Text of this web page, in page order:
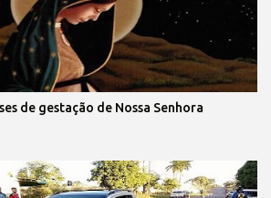
de gestação de Nossa Senhora